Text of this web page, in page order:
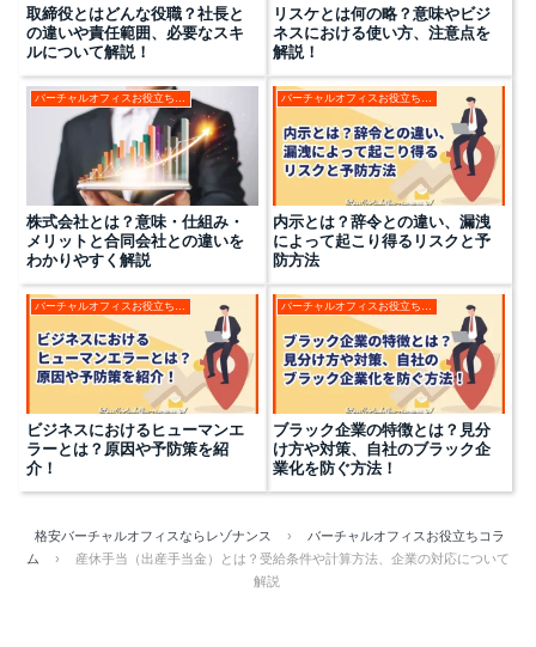
取締役とはどんな役職？社長と
の違いや責任範囲、必要なスキ
ルについて解説！
リスケとは何の略？意味やビジ
ネスにおける使い方、注意点を
解説！
バーチャルオフィスお役立ちコラム
株式会社とは？意味・仕組み・
メリットと合同会社との違いを
わかりやすく解説
バーチャルオフィスお役立ちコラム
内示とは？辞令との違い、漏洩
によって起こり得るリスクと予
防方法
ビジネスにおけるヒューマンエ
ラーとは？原因や予防策を紹
介！
ブラック企業の特徴とは？見分
け方や対策、自社のブラック企
業化を防ぐ方法！
格安バーチャルオフィスならレゾナンス ›
バーチャルオフィスお役立ちコラ
ム
›
産休手当（出産手当金）とは？受給条件や計算方法、企業の対応について
解説